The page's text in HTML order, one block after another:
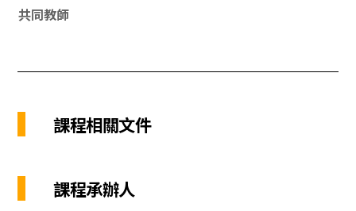
共同教師
課程相關文件
課程承辦人